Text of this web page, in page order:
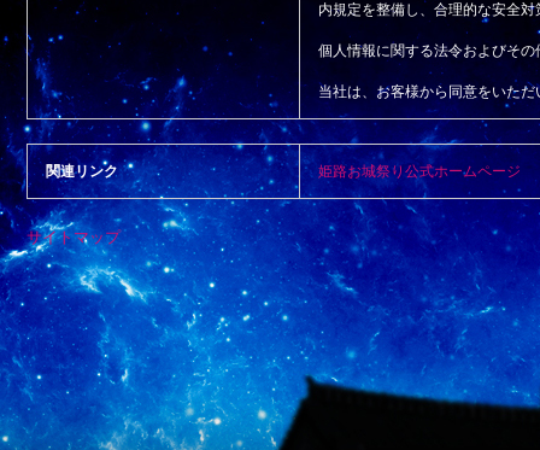
内規定を整備し、合理的な安全
個人情報に関する法令およびそ
当社は、お客様から同意をいた
関連リンク 姫路お城祭り公式ホームページ
サイトマップ